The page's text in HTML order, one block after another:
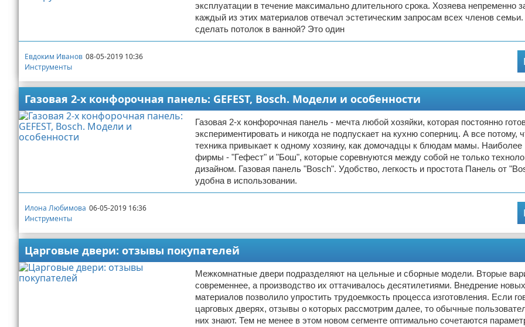
эксплуатации в течение максимально длительного срока. Хозяева непременно
каждый из этих материалов отвечал эстетическим запросам всех членов семьи.
сделать потолок в ванной? Это один
Евдоким Иванов 08-05-2019 10:36
Инструменты
Газовая 2-х конфорочная панель: GEFEST, Bosch. Модели и особенности
Газовая 2-х конфорочная панель - мечта любой хозяйки, которая постоянно
экспериментировать и никогда не подпускает на кухню соперниц. А все потому,
техника привыкает к одному хозяину, как домочадцы к блюдам мамы.
фирмы - "Гефест" и "Бош", которые соревнуются между собой не только
дизайном. Газовая панель "Bosch". Удобство, легкость и простота Панель от
удобна в использовании.
Илона Любимова 06-05-2019 16:36
Инструменты
Царговые двери: отзывы покупателей
Межкомнатные двери подразделяют на цельные и сборные модели. Вторые
современнее, а производство их оттачивалось десятилетиями. Внедрение
материалов позволило упростить трудоемкость процесса изготовления. Если
царговых дверях, отзывы о которых рассмотрим далее, то обычные
них знают. Тем не менее в этом новом сегменте оптимально сочетаются